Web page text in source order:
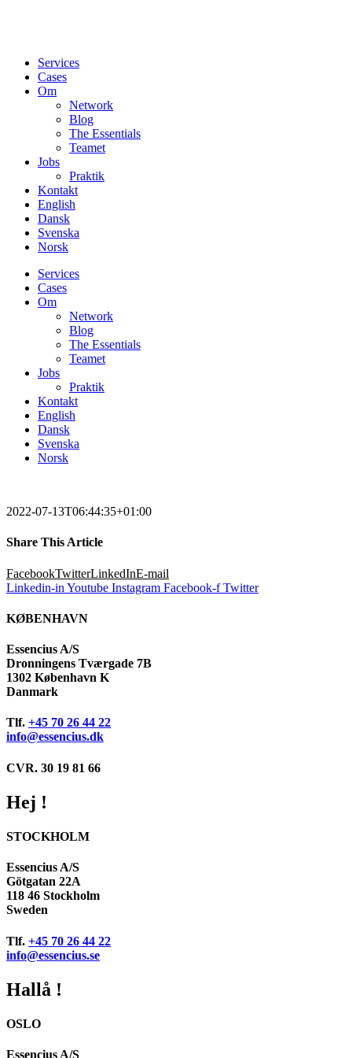
Services
Cases
Om
Network
Blog
The Essentials
Teamet
Jobs
Praktik
Kontakt
English
Dansk
Svenska
Norsk
Services
Cases
Om
Network
Blog
The Essentials
Teamet
Jobs
Praktik
Kontakt
English
Dansk
Svenska
Norsk
2022-07-13T06:44:35+01:00
Share This Article
FacebookTwitterLinkedInE-mail
Linkedin-in Youtube Instagram Facebook-f Twitter
KØBENHAVN
Essencius A/S
Dronningens Tværgade 7B
1302 København K
Danmark
Tlf. +45 70 26 44 22
info@essencius.dk
CVR. 30 19 81 66
Hej !
STOCKHOLM
Essencius A/S
Götgatan 22A
118 46 Stockholm
Sweden
Tlf. +45 70 26 44 22
info@essencius.se
Hallå !
OSLO
Essencius A/S